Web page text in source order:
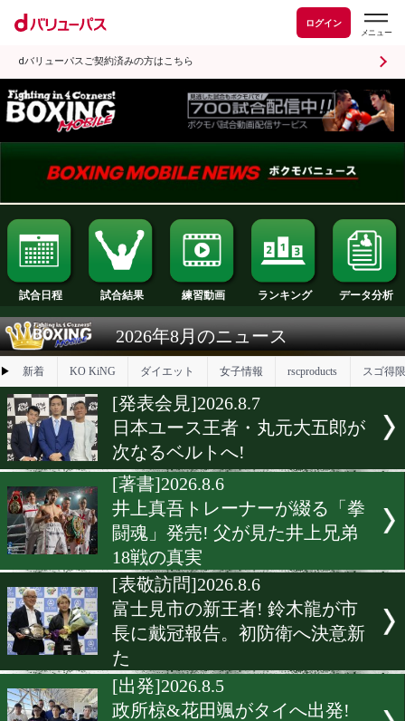
ログイン
dバリューパスご契約済みの方はこちら
試合日程 試合結果 練習動画 ランキング
2026年8月のニュース
▶ 新着 KO KiNG ダイエット
[発表会見]2026.8.7
日本ユース王者・丸元大五
次なるベルトへ!
[著書]2026.8.6
井上真吾トレーナーが綴る
闘魂」発売! 父が見た井上
18戦の真実
[表敬訪問]2026.8.6